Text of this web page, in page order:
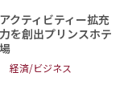
クティビティー拡充
を創出プリンスホテ
経済/ビジネス